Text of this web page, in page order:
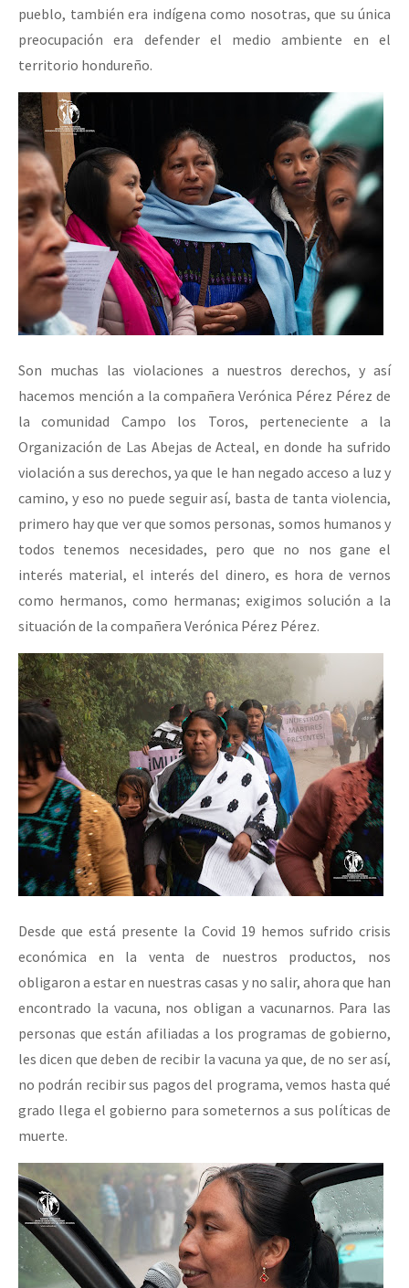
pueblo, también era indígena como nosotras, que su única
preocupación era defender el medio ambiente en el
territorio hondureño.
Son muchas las violaciones a nuestros derechos, y así
hacemos mención a la compañera Verónica Pérez Pérez de
la comunidad Campo los Toros, perteneciente a la
Organización de Las Abejas de Acteal, en donde ha sufrido
violación a sus derechos, ya que le han negado acceso a luz y
camino, y eso no puede seguir así, basta de tanta violencia,
primero hay que ver que somos personas, somos humanos y
todos tenemos necesidades, pero que no nos gane el
interés material, el interés del dinero, es hora de vernos
como hermanos, como hermanas; exigimos solución a la
situación de la compañera Verónica Pérez Pérez.
Desde que está presente la Covid 19 hemos sufrido crisis
económica en la venta de nuestros productos, nos
obligaron a estar en nuestras casas y no salir, ahora que han
encontrado la vacuna, nos obligan a vacunarnos. Para las
personas que están afiliadas a los programas de gobierno,
les dicen que deben de recibir la vacuna ya que, de no ser así,
no podrán recibir sus pagos del programa, vemos hasta qué
grado llega el gobierno para someternos a sus políticas de
muerte.